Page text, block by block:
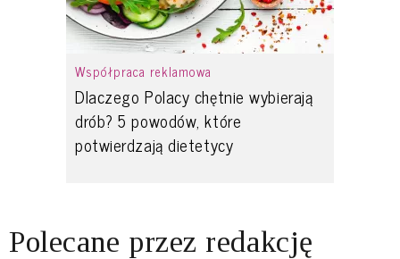
Współpraca reklamowa
Dlaczego Polacy chętnie wybierają
drób? 5 powodów, które
potwierdzają dietetycy
Polecane przez redakcję